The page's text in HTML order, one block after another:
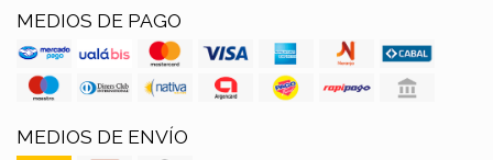
MEDIOS DE PAGO
MEDIOS DE ENVÍO